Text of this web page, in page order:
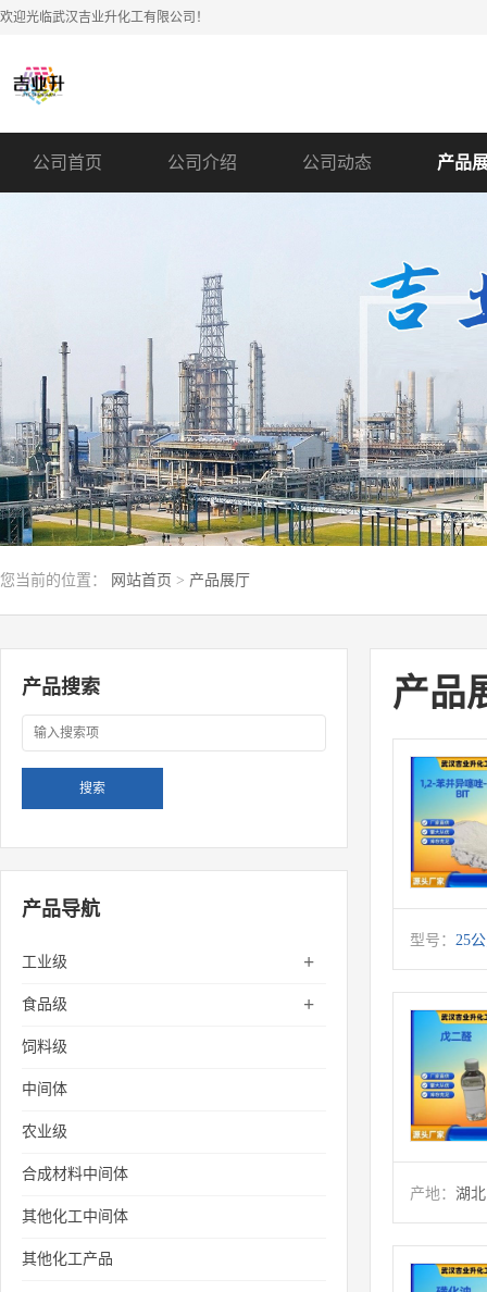
欢迎光临武汉吉业升化工有限公司！
公司首页 公司介绍 公司动态 产品
您当前的位置： 网站首页 > 产品展厅
产品搜索
产品导航
工业级 +
食品级 +
饲料级
中间体
农业级
合成材料中间体
其他化工中间体
其他化工产品
产品
型号： 25
产地： 湖北